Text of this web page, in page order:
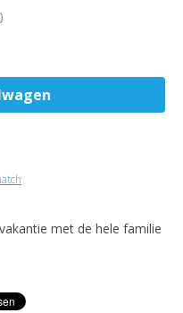
met de hele familie